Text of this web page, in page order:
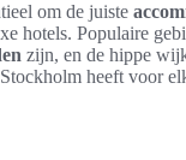
om de juiste
hotels. Populaire
zijn, en de hippe
heeft voor